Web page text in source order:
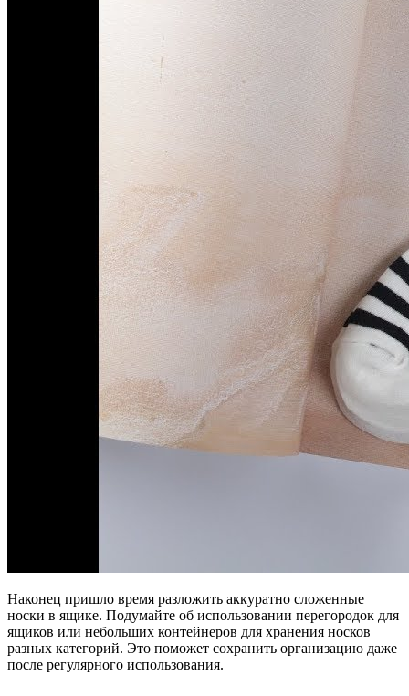
Наконец пришло время разложить аккуратно сложенные
носки в ящике. Подумайте об использовании перегородок для
ящиков или небольших контейнеров для хранения носков
разных категорий. Это поможет сохранить организацию даже
после регулярного использования.